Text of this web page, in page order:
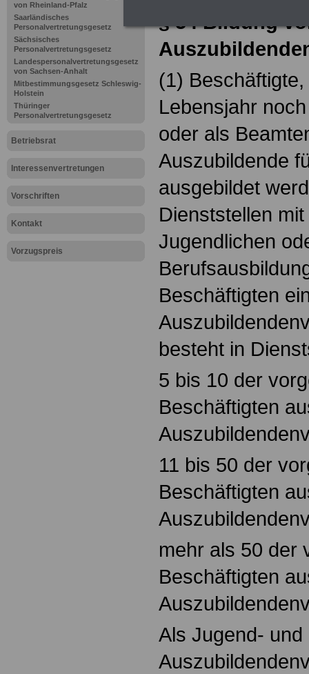
von Rheinland-Pfalz
Saarländisches
Personalvertretungsgesetz
Sächsisches
Personalvertretungsgesetz
Landespersonalvertretungsgesetz
von Sachsen-Anhalt
Mitbestimmungsgesetz Schleswig-
Holstein
Thüringer
Personalvertretungsgesetz
Betriebsrat
Interessenvertretungen
Vorschriften
Kontakt
Vorzugspreis
§ 54 Bildung
(1)
Lebensjahr
oder als
Auszubildende
ausgebildet
Dienststellen
Jugendlichen
Beschäftigten
besteht in
5 bis 10 der
Beschäftigten
11 bis 50 der
Beschäftigten
mehr als 50 der
Beschäftigten
Als Jugend- und